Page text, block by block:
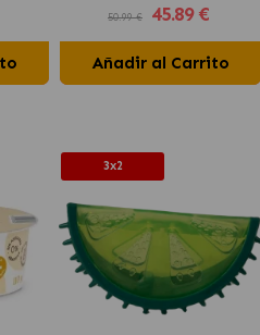
con Pollo
50.99 € 45.89 €
Añadir al Carrito
3x2